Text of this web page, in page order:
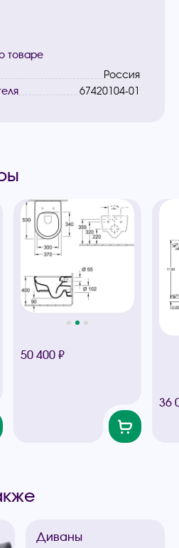
товаре
Россия
67420104-01
50 400 ₽
36
Диваны